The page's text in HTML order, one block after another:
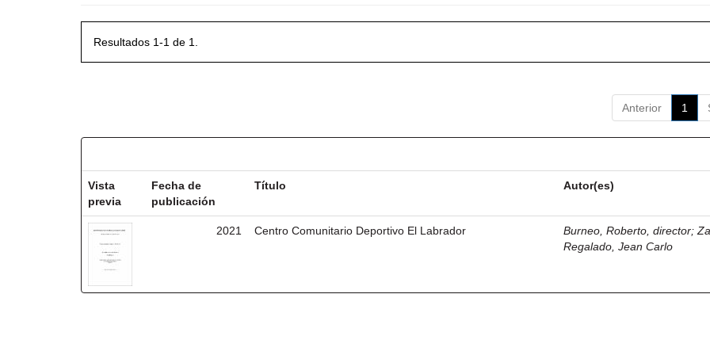
Resultados 1-1 de 1.
Anterior 1
Vista
previa
Fecha de
publicación
Título Autor(es)
2021 Centro Comunitario Deportivo El Labrador Burneo, Roberto, director;
Regalado, Jean Carlo